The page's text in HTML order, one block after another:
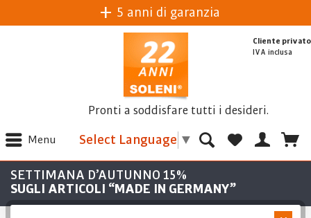
5 anni di garanzia
Pronti a soddisfare tutti i desideri.
Select Language ▼
Menu
Cliente privato
IVA inclusa
SETTIMANA D’AUTUNNO 15%
SUGLI ARTICOLI “MADE IN GERMANY”